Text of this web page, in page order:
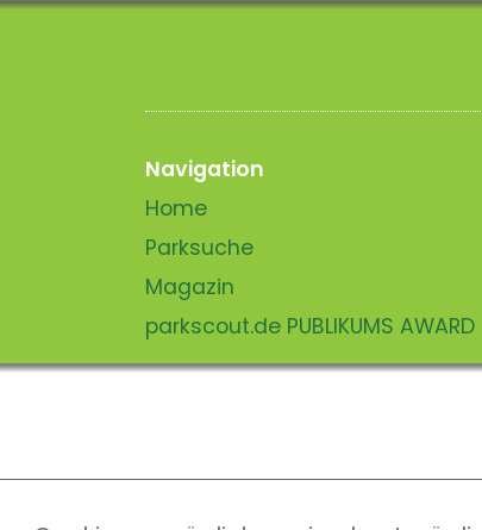
Navigation
Home
Parksuche
Magazin
parkscout.de PUBLIKUMS AWARD